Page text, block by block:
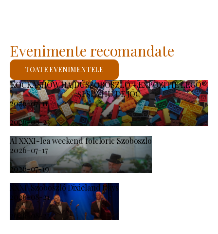
KOCKASHOW HAJDÚSZOBOSZLÓ – EXPOZIȚIE LEGO®
ȘI SPAȚIU DE JOC
2026-07-11
-
2026-08-23
Al XXXI-lea weekend folcloric Szoboszlo
2026-07-17
-
2026-07-19
XXXI. Szoboszló Dixieland Days
2026-08-21
-
2026-08-23
Evenimente recomandate
TOATE EVENIMENTELE